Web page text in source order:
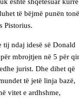
është shqetësuar kurrë
të bëjmë punën
Pistorius.
tij ndaj idesë së Donald
mbrojtjen në 5 për
jurist. Dhe dihet që
të jetë linja bazë,
vitet e ardhshme,